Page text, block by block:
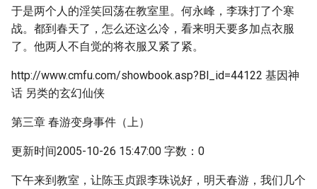
于是两个人的淫笑回荡在教室里。何永峰，李珠打了个寒
战。都到春天了，怎么还这么冷，看来明天要多加点衣服
了。他两人不自觉的将衣服又紧了紧。
http://www.cmfu.com/showbook.asp?Bl_id=44122 基因神
话 另类的玄幻仙侠
第三章 春游变身事件（上）
更新时间2005-10-26 15:47:00 字数：0
下午来到教室，让陈玉贞跟李珠说好，明天春游，我们几个